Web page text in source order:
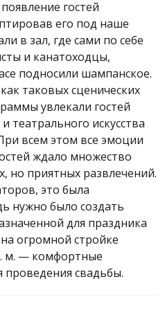
гостей
его под наше
в зал, где сами по себе
и канатоходцы,
подносили шампанское.
таковых сценических
увлекали гостей
искусства
всем этом все эмоции
ждало множество
но приятных развлечений.
это была
нужно было создать
для праздника
огромной стройке
м. — комфортные
проведения свадьбы.